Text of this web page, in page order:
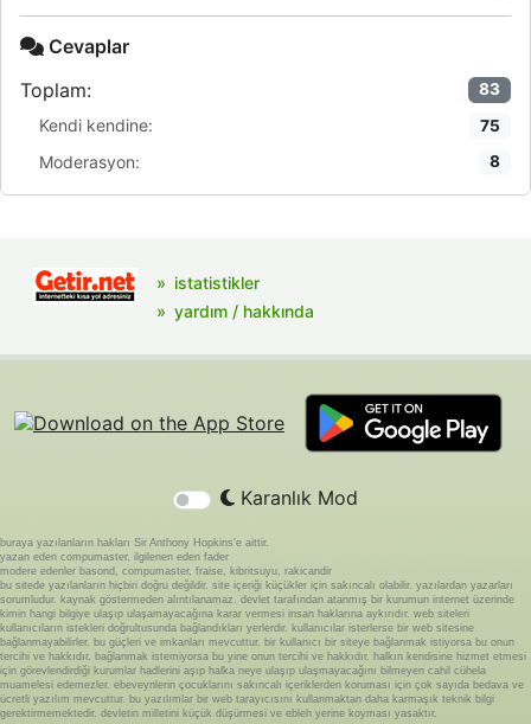
Cevaplar
Toplam:
83
Kendi kendine: 75
Moderasyon: 8
istatistikler
yardım / hakkında
Karanlık Mod
buraya yazılanların hakları Sir Anthony Hopkins'e aittir.
yazan eden compumaster, ilgilenen eden fader
modere edenler basond, compumaster, fraise, kibritsuyu, rakicandir
bu sitede yazılanların hiçbiri doğru değildir. site içeriği küçükler için sakıncalı olabilir. yazılardan yazarları
sorumludur. kaynak göstermeden alıntılanamaz. devlet tarafından atanmış bir kurumun internet üzerinde
kimin hangi bilgiye ulaşıp ulaşamayacağına karar vermesi insan haklarına aykırıdır. web siteleri
kullanıcıların istekleri doğrultusunda bağlandıkları yerlerdir. kullanıcılar isterlerse bir web sitesine
bağlanmayabilirler. bu güçleri ve imkanları mevcuttur. bir kullanıcı bir siteye bağlanmak istiyorsa bu onun
tercihi ve hakkıdır. bağlanmak istemiyorsa bu yine onun tercihi ve hakkıdır. halkın kendisine hizmet etmesi
için görevlendirdiği kurumlar hadlerini aşıp halka neye ulaşıp ulaşmayacağını bilmeyen cahil cühela
muamelesi edemezler. ebeveynlerin çocuklarını sakıncalı içeriklerden koruması için çok sayıda bedava ve
ücretli yazılım mevcuttur. bu yazılımlar bir web tarayıcısını kullanmaktan daha karmaşık teknik bilgi
gerektirmemektedir. devletin milletini küçük düşürmesi ve ebleh yerine koyması yasaktır.